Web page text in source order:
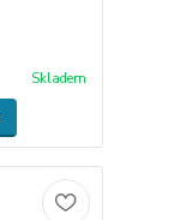
Skladem